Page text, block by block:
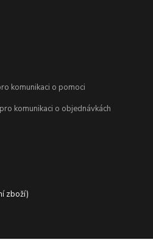
o pomoci
komunikaci o objednávkách
zboží)